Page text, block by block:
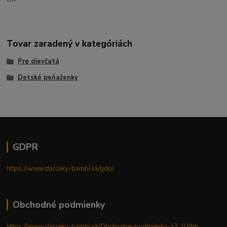
Tovar zaradený v kategóriách
Pre dievčatá
Detské peňaženky
GDPR
https://www.darceky-bambi.sk/gdpr
Obchodné podmienky